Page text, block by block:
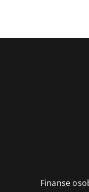
Finanse